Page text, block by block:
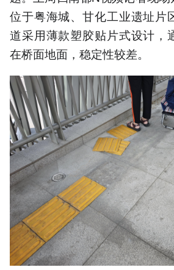
位于粤海城、甘化工业遗址片
道采用薄款塑胶贴片式设计，
在桥面地面，稳定性较差。